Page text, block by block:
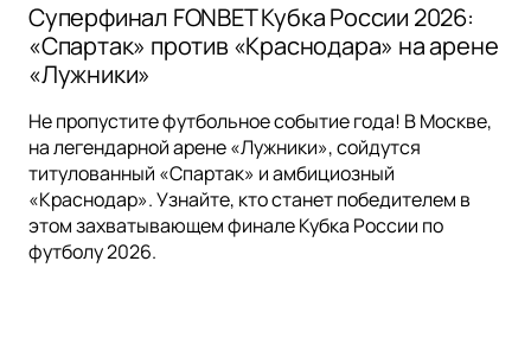
Суперфинал FONBET Кубка России 2026:
«Спартак» против «Краснодара» на арене
«Лужники»
Не пропустите футбольное событие года! В Москве,
на легендарной арене «Лужники», сойдутся
титулованный «Спартак» и амбициозный
«Краснодар». Узнайте, кто станет победителем в
этом захватывающем финале Кубка России по
футболу 2026.